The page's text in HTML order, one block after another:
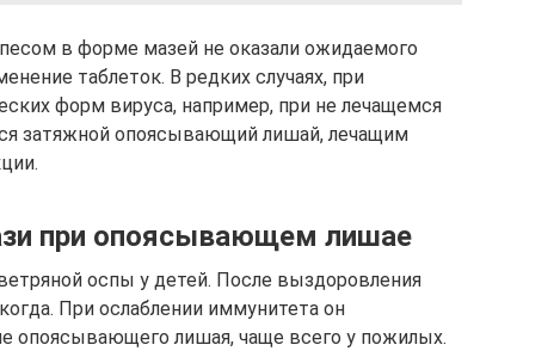
в форме мазей не оказали ожидаемого
таблеток. В редких случаях, при
форм вируса, например, при не лечащемся
затяжной опоясывающий лишай, лечащим
при опоясывающем лишае
оспы у детей. После выздоровления
При ослаблении иммунитета он
опоясывающего лишая, чаще всего у пожилых.